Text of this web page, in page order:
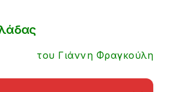
του Γιάννη Φραγκούλη